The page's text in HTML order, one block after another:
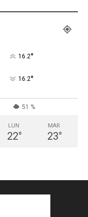
16.2°
16.2°
51 %
LUN
22°
MAR
23°